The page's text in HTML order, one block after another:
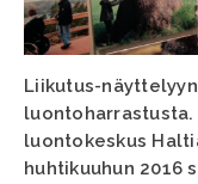
Liikutus-
luontoharrastusta.
luontokeskus
huhtikuuhun 2016